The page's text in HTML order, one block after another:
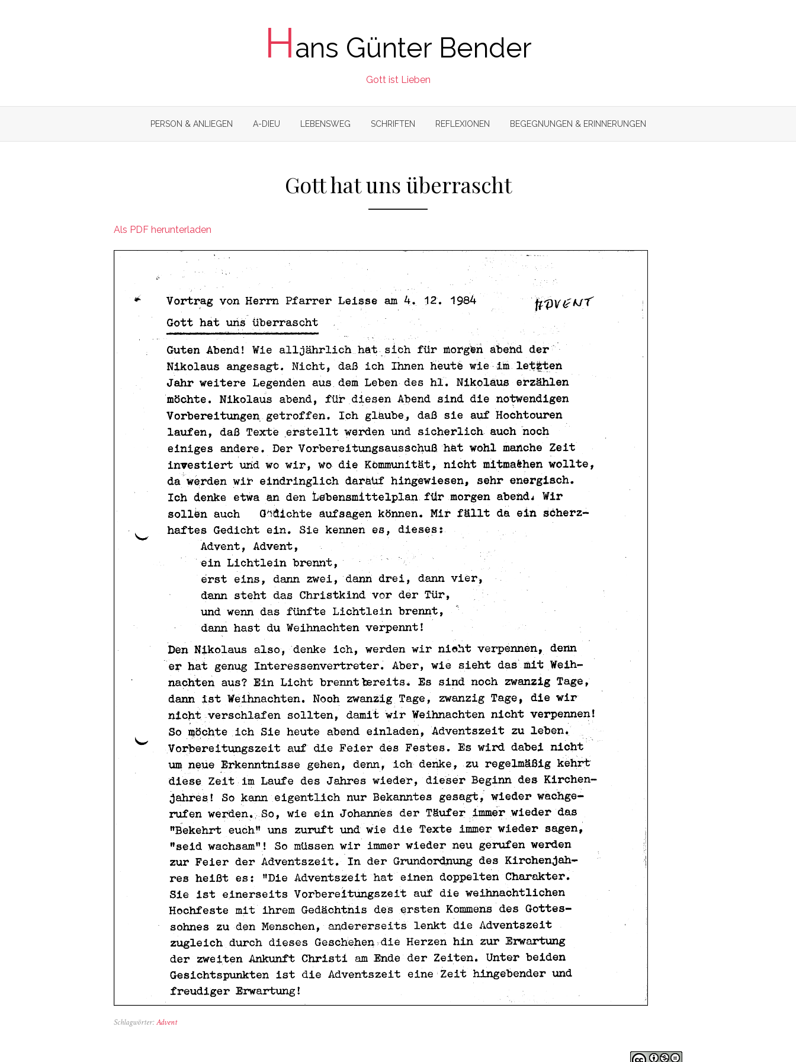
Hans Günter Bender
Gott ist Lieben
PERSON & ANLIEGEN A-DIEU LEBENSWEG SCHRIFTEN REFLEXIONEN BEGEGNUNGEN & ERINNERUNGEN
Gott hat uns überrascht
Als PDF herunterladen
Schlagwörter: Advent